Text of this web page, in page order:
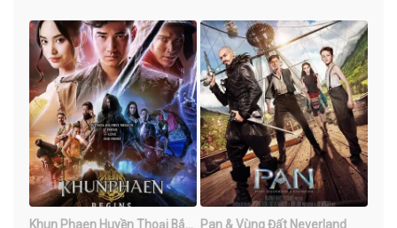
Khun Phaen Huyền Thoại Bắt
Pan & Vùng Đất Neverland